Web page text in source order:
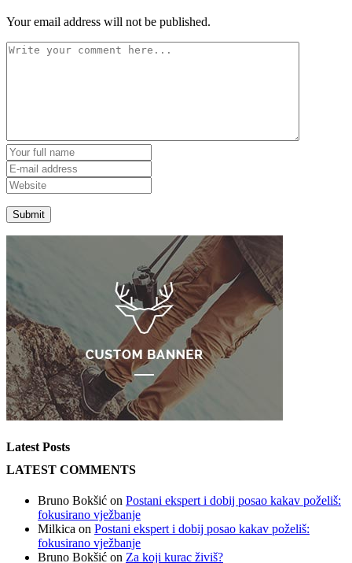
Your email address will not be published.
Latest Posts
LATEST COMMENTS
Bruno Bokšić on Postani ekspert i dobij posao kakav poželiš:
fokusirano vježbanje
Milkica on Postani ekspert i dobij posao kakav poželiš:
fokusirano vježbanje
Bruno Bokšić on Za koji kurac živiš?